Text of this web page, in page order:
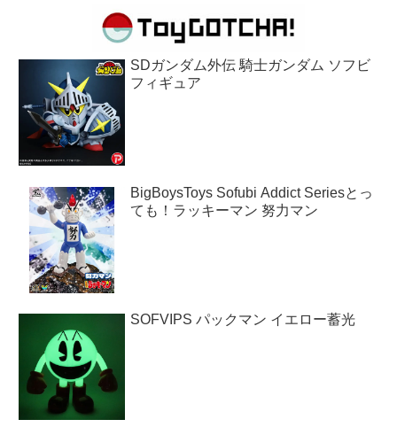
SDガンダム外伝 騎士ガンダム ソフビ
フィギュア
BigBoysToys Sofubi Addict Seriesとっ
ても！ラッキーマン 努力マン
SOFVIPS パックマン イエロー蓄光